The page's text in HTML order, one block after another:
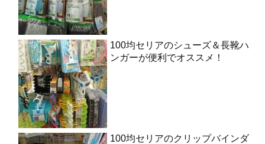
100均セリアのシューズ＆長靴ハ
ンガーが便利でオススメ！
100均セリアのクリップバインダ